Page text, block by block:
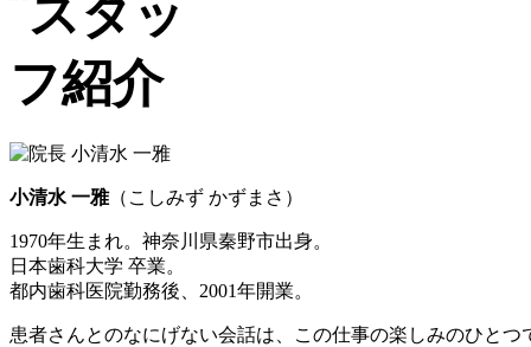
小清水 一雅（こしみず かずまさ）
1970年生まれ。神奈川県秦野市出身。
日本歯科大学 卒業。
都内歯科医院勤務後、2001年開業。
患者さんとのなにげない会話は、この仕事の楽しみのひと